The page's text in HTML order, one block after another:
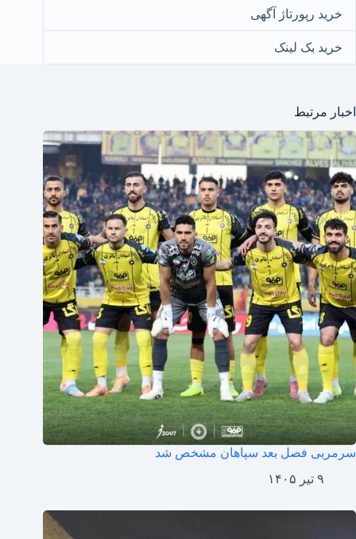
خرید رپورتاژ آگهی
خرید بک لینک
اخبار مرتبط
سرمربی فصل بعد سپاهان مشخص شد
۹ تیر ۱۴۰۵